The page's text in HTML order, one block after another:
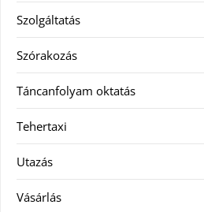
Szolgáltatás
Szórakozás
Táncanfolyam oktatás
Tehertaxi
Utazás
Vásárlás